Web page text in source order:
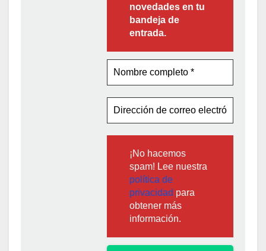
novedades en tu
bandeja de
entrada.
¡No hacemos
spam! Lee nuestra
política de
privacidad para
obtener más
información.